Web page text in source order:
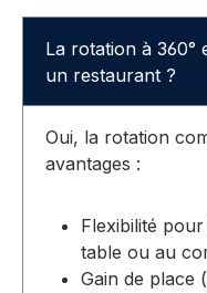
La rotation à 360°
un restaurant ?
Oui, la rotation
avantages :
Flexibilité
table ou au
Gain de place